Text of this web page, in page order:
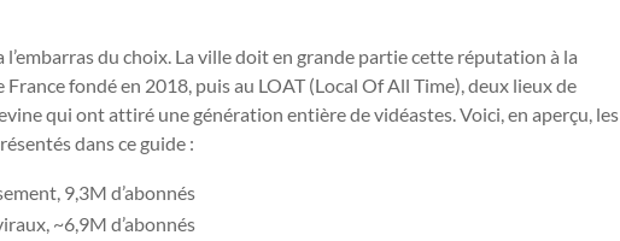
a l’embarras du choix. La ville doit en grande partie cette réputation à la
fondé en 2018, puis au LOAT (Local Of All Time), deux lieux de
qui ont attiré une génération entière de vidéastes. Voici, en aperçu, les
dans ce guide :
9,3M d’abonnés
~6,9M d’abonnés